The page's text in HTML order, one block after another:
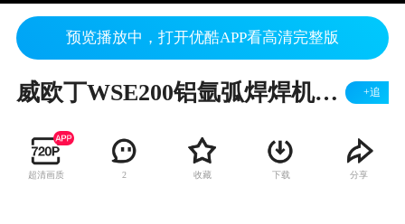
预览播放中，打开优酷APP看高清完整版
威欧丁WSE200铝氩弧焊焊机功能面板介绍视频 +追
超清画质 2 收藏 下载 分享